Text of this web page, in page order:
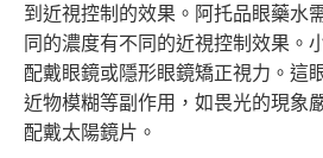
到近視控制的效果。阿托品眼藥水
同的濃度有不同的近視控制效果。
配戴眼鏡或隱形眼鏡矯正視力。這
近物模糊等副作用，如畏光的現象
配戴太陽鏡片。